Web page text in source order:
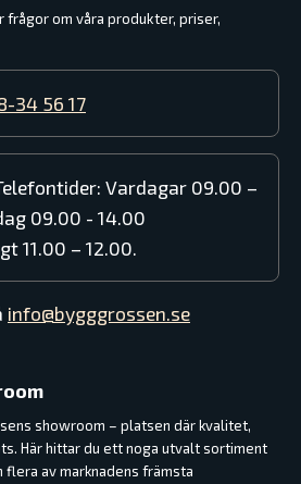
frågor om våra produkter, priser,
34 56 17
Vardagar 09.00 –
09.00 - 14.00
11.00 – 12.00.
info@bygggrossen.se
showroom – platsen där kvalitet,
Här hittar du ett noga utvalt sortiment
av marknadens främsta